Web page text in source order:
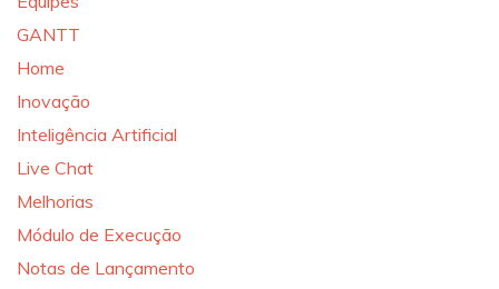
GANTT
Home
Inovação
Inteligência Artificial
Live Chat
Melhorias
Módulo de Execução
Notas de Lançamento